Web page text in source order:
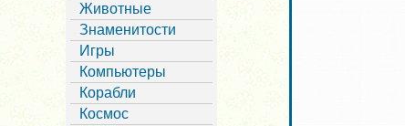
Животные
Знаменитости
Игры
Компьютеры
Корабли
Космос